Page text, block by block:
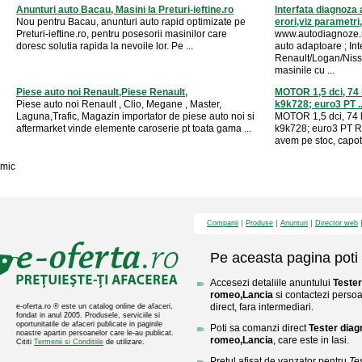
Anunturi auto Bacau, Masini la Preturi-ieftine.ro
Nou pentru Bacau, anunturi auto rapid optimizate pe
Preturi-ieftine.ro, pentru posesorii masinilor care
doresc solutia rapida la nevoile lor. Pe ...
Interfata diagnoza
erori,viz
auto adaptoare ;
Renault/Logan/
masinile cu ...
Piese auto noi Renault,Piese Renault,
Piese auto noi Renault , Clio, Megane , Master,
Laguna,Trafic, Magazin importator de piese auto noi si
aftermarket vinde elemente caroserie pt toata gama ...
MOTOR 1,5 dci,
k9k728; euro3 PT
MOTOR 1,5 dci,
k9k728; euro3 PT
avem pe stoc,
mic
e-oferta.ro ® este un catalog online de afaceri,
fondat in anul 2005. Produsele, serviciile si
oportunitatile de afaceri publicate in paginile
noastre apartin persoanelor care le-au publicat.
Cititi Termenii si Conditiile de utilizare.
Companii Produse Anunturi Director web
Pe aceasta pagina poti
Accesezi detaliile anuntului
romeo,Lancia si contactezi
direct, fara intermediari.
Poti sa comanzi directTester
romeo,Lancia, care este in Iasi.